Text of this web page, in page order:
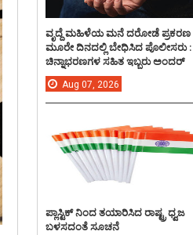
ವೃದ್ದೆ ಮಹಿಳೆಯ ಮನೆ ದರೋಡೆ ಪ್ರಕರಣ
ಮೂರೇ ದಿನದಲ್ಲಿ ಬೇಧಿಸಿದ ಪೊಲೀಸರು :
ಚಿನ್ನಾಭರಣಗಳ ಸಹಿತ ಇಬ್ಬರು ಅಂದರ್
Aug 07, 2026
ಪ್ಲಾಸ್ಟಿಕ್ ನಿಂದ ತಯಾರಿಸಿದ ರಾಷ್ಟ್ರ ಧ್ವಜ
ಬಳಸದಂತೆ ಸೂಚನೆ